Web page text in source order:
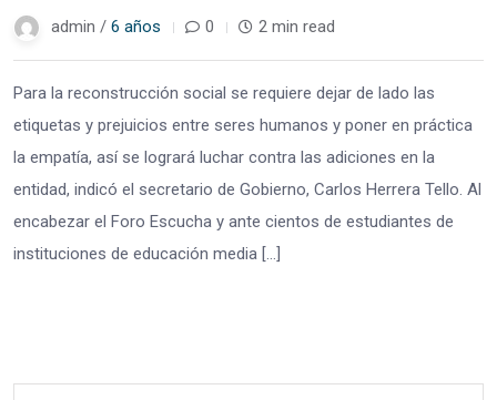
admin / 6 años 0 2 min read
Para la reconstrucción social se requiere dejar de lado las
etiquetas y prejuicios entre seres humanos y poner en práctica
la empatía, así se logrará luchar contra las adiciones en la
entidad, indicó el secretario de Gobierno, Carlos Herrera Tello. Al
encabezar el Foro Escucha y ante cientos de estudiantes de
instituciones de educación media […]